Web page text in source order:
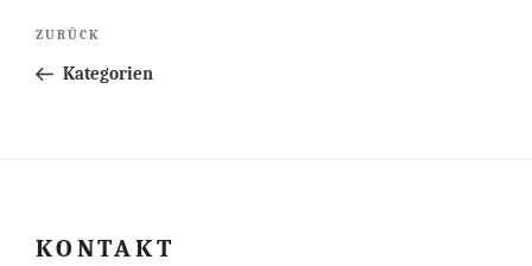
Beitragsnavigation
Vorheriger
Beitrag
ZURÜCK
Kategorien
KONTAKT